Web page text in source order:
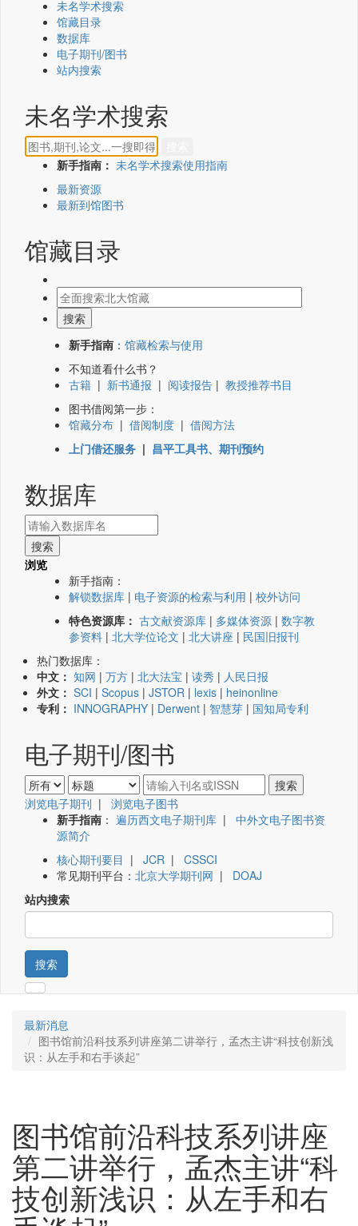
未名学术搜索
馆藏目录
数据库
电子期刊/图书
站内搜索
未名学术搜索
新手指南： 未名学术搜索使用指南
最新资源
最新到馆图书
馆藏目录
新手指南 ： 馆藏检索与使用
不知道看什么书？
古籍 | 新书通报 | 阅读报告 | 教授推荐书目
图书借阅第一步：
馆藏分布 | 借阅制度 | 借阅方法
上门借还服务 | 昌平工具书、期刊预约
数据库
浏览
新手指南：
解锁数据库 | 电子资源的检索与利用 | 校外访问
特色资源库： 古文献资源库 | 多媒体资源 | 数字教
参资料 | 北大学位论文 | 北大讲座 | 民国旧报刊
热门数据库：
中文： 知网 | 万方 | 北大法宝 | 读秀 | 人民日报
外文： SCI | Scopus | JSTOR | lexis | heinonline
专利： INNOGRAPHY | Derwent | 智慧芽 | 国知局专利
电子期刊/图书
浏览电子期刊 | 浏览电子图书
新手指南 ： 遍历西文电子期刊库 | 中外文电子图书资
源简介
核心期刊要目 | JCR | CSSCI
常见期刊平台： 北京大学期刊网 | DOAJ
站内搜索
搜索
最新消息
图书馆前沿科技系列讲座第二讲举行，孟杰主讲“科技创新浅
识：从左手和右手谈起”
图书馆前沿科技系列讲座
第二讲举行，孟杰主讲“科
技创新浅识：从左手和右